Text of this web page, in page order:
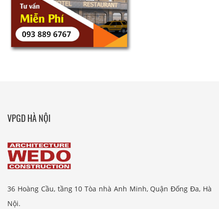
VPGD HÀ NỘI
36 Hoàng Cầu, tầng 10 Tòa nhà Anh Minh, Quận Đống Đa, Hà
Nội.